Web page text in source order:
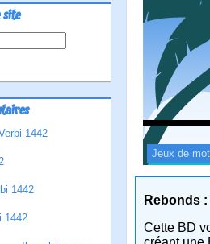
site
1442
1442
1442
Jeux de
Rebonds :
Cette BD